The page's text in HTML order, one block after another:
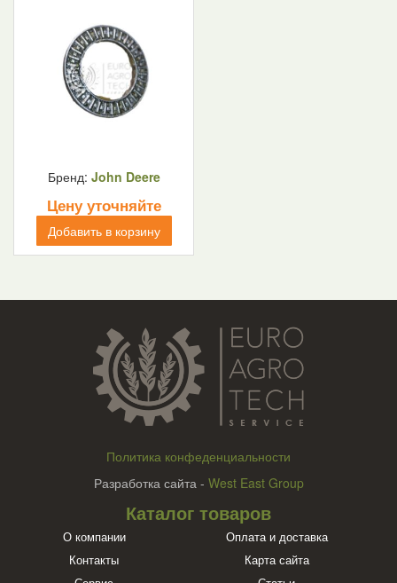
Бренд: John Deere
Цену уточняйте
Добавить в корзину
Политика конфеденциальности
Разработка сайта - West East Group
Каталог товаров
О компании
Оплата и доставка
Контакты
Карта сайта